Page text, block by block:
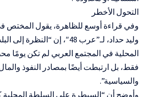
التحول الأخطر
وفي قراءة أوسع للظاهرة، يقول المختص
وليد حداد، لـ”عرب 48″، إن
المحلية في المجتمع العربي لم تكن يومًا
فقط، بل ارتبطت أيضًا بمصادر النفوذ والمال
والسياسية”.
وأوضح أن “السيطرة على السلطة المحلية